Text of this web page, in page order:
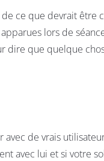
ce que devrait être
lors de
dire que quelque
de vrais
avec lui et si votre